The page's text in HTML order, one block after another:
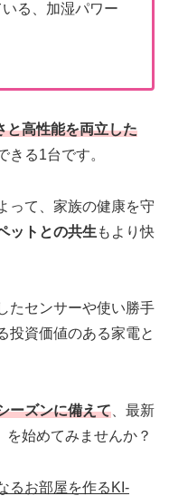
る、加湿パワー
と高性能を両立した
きる1台です。
って、家族の健康を守
ットとの共生 もより快
たセンサーや使い勝手
投資価値のある家電と
ーズンに備えて 、最新
始めてみませんか？
るお部屋を作るKI-